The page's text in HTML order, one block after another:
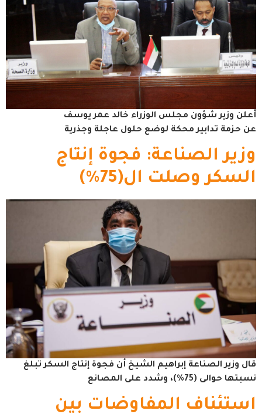
أعلن وزير شؤون مجلس الوزراء خالد عمر يوسف
عن حزمة تدابير محكة لوضع حلول عاجلة وجذرية
وزير الصناعة: فجوة إنتاج
السكر وصلت ال(75%)
قال وزير الصناعة إبراهيم الشيخ أن فجوة إنتاج السكر تبلغ
نسبتها حوالى (75%)، وشدد على المصانع
استئناف المفاوضات بين